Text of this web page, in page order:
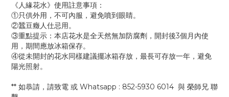
《人緣花水》使用註意事項：
①只供外用，不可內服，避免噴到眼睛。
②蠶豆癥人仕忌用。
③重點提示：本店花水是全天然無加防腐劑，開封後3個月內使
用，期間應放冰箱保存。
④從未開封的花水同樣建議擺冰箱存放，最長可存放一年，避免
陽光照射。
** 如恭請，請致電 或 Whatsapp : 852-5930 6014 與 榮師兄 聯